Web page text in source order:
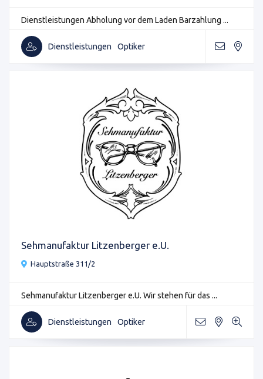
Dienstleistungen Abholung vor dem Laden Barzahlung ...
Dienstleistungen Optiker
Sehmanufaktur Litzenberger e.U.
Hauptstraße 311/2
Sehmanufaktur Litzenberger e.U. Wir stehen für das ...
Dienstleistungen Optiker